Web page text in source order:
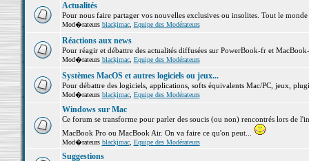
Actualités
Pour nous faire partager vos nouvelles exclusives ou insolites. Tout le
Mod�rateurs blackjmac, Equipe des Modérateurs
Réactions aux news
Pour réagir et débattre des actualités diffusées sur PowerBook-fr et
Mod�rateurs blackjmac, Equipe des Modérateurs
Systèmes MacOS et autres logiciels ou jeux...
Pour débattre des logiciels, applications, softs équivalents Mac/PC, jeux,
Mod�rateurs blackjmac, Equipe des Modérateurs
Windows sur Mac
Ce forum se transforme pour parler des soucis (ou non) rencontrés lors de
MacBook Pro ou MacBook Air. On va faire ce qu'on peut...
Mod�rateurs blackjmac, Equipe des Modérateurs
Suggestions